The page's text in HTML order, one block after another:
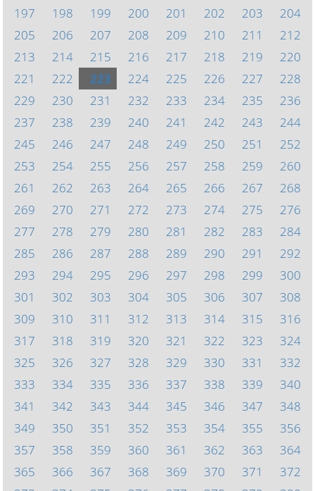
197
198 199 200 201 202 203
204
205
206 207 208 209 210 211
212
213
214 215 216 217 218 219
220
221
222 223 224 225 226 227
228
229
230 231 232 233 234 235
236
237
238 239 240 241 242 243
244
245
246 247 248 249 250 251
252
253
254 255 256 257 258 259
260
261
262 263 264 265 266 267
268
269
270 271 272 273 274 275
276
277
278 279 280 281 282 283
284
285
286 287 288 289 290 291
292
293
294 295 296 297 298 299
300
301
302 303 304 305 306 307
308
309
310 311 312 313 314 315
316
317
318 319 320 321 322 323
324
325
326 327 328 329 330 331
332
333
334 335 336 337 338 339
340
341
342 343 344 345 346 347
348
349
350 351 352 353 354 355
356
357
358 359 360 361 362 363
364
365
366 367 368 369 370 371
372